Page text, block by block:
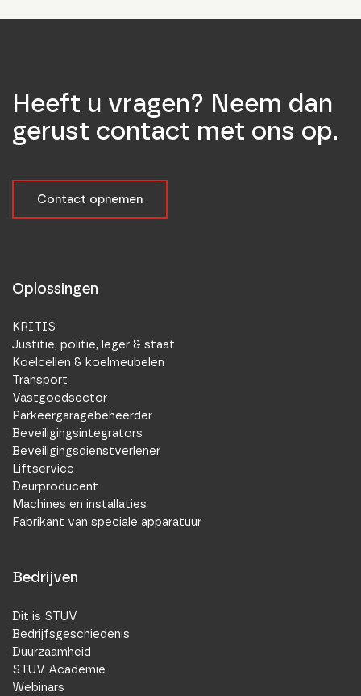
Heeft u vragen? Neem dan
gerust contact met ons op.
Contact opnemen
Oplossingen
KRITIS
Justitie, politie, leger & staat
Koelcellen & koelmeubelen
Transport
Vastgoedsector
Parkeergaragebeheerder
Beveiligingsintegrators
Beveiligingsdienstverlener
Liftservice
Deurproducent
Machines en installaties
Fabrikant van speciale apparatuur
Bedrijven
Dit is STUV
Bedrijfsgeschiedenis
Duurzaamheid
STUV Academie
Webinars